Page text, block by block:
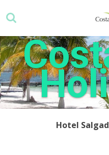
Hauptinhalt
springen
Hotel